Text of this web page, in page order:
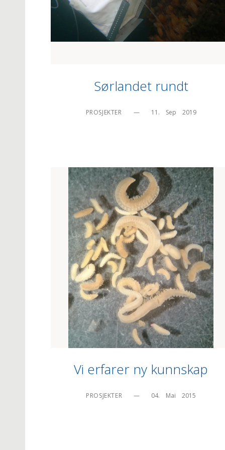
Sørlandet rundt
PROSJEKTER — 11.    Sep    2019
Vi erfarer ny kunnskap
PROSJEKTER — 04.    Mai    2015